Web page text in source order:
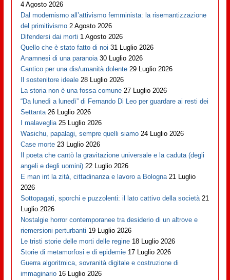
4 Agosto 2026
Dal modernismo all’attivismo femminista: la risemantizzazione
del primitivismo 2 Agosto 2026
Difendersi dai morti 1 Agosto 2026
Quello che è stato fatto di noi 31 Luglio 2026
Anamnesi di una paranoia 30 Luglio 2026
Cantico per una dis/umanità dolente 29 Luglio 2026
Il sostenitore ideale 28 Luglio 2026
La storia non è una fossa comune 27 Luglio 2026
“Da lunedì a lunedì” di Fernando Di Leo per guardare ai resti dei
Settanta 26 Luglio 2026
I malaveglia 25 Luglio 2026
Wasichu, papalagi, sempre quelli siamo 24 Luglio 2026
Case morte 23 Luglio 2026
Il poeta che cantò la gravitazione universale e la caduta (degli
angeli e degli uomini) 22 Luglio 2026
E man int la zità, cittadinanza e lavoro a Bologna 21 Luglio
2026
Sottopagati, sporchi e puzzolenti: il lato cattivo della società 21
Luglio 2026
Nostalgie horror contemporanee tra desiderio di un altrove e
riemersioni perturbanti 19 Luglio 2026
Le tristi storie delle morti delle regine 18 Luglio 2026
Storie di metamorfosi e di epidemie 17 Luglio 2026
Guerra algoritmica, sovranità digitale e costruzione di
immaginario 16 Luglio 2026